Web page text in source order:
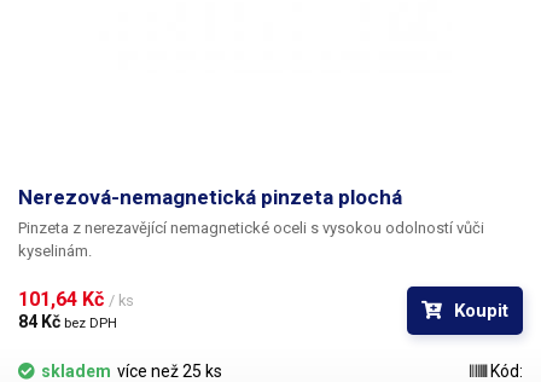
Nerezová-nemagnetická pinzeta plochá
Pinzeta z nerezavějící nemagnetické oceli s vysokou odolností vůči
kyselinám.
101,64 Kč / ks
84 Kč bez DPH
Koupit
skladem více než 25 ks
Kód: